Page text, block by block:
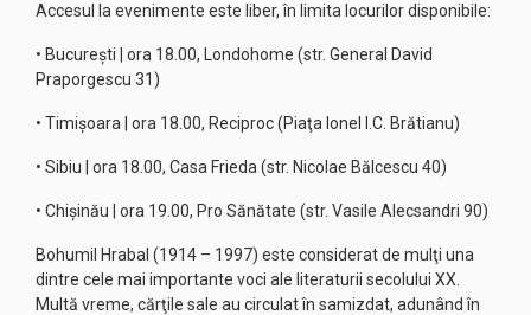
Accesul la evenimente este liber, în limita locurilor disponibile:
• Bucureşti | ora 18.00, Londohome (str. General David
Praporgescu 31)
• Timişoara | ora 18.00, Reciproc (Piaţa Ionel I.C. Brătianu)
• Sibiu | ora 18.00, Casa Frieda (str. Nicolae Bălcescu 40)
• Chişinău | ora 19.00, Pro Sănătate (str. Vasile Alecsandri 90)
Bohumil Hrabal (1914 – 1997) este considerat de mulţi una
dintre cele mai importante voci ale literaturii secolului XX.
Multă vreme, cărţile sale au circulat în samizdat, adunând în